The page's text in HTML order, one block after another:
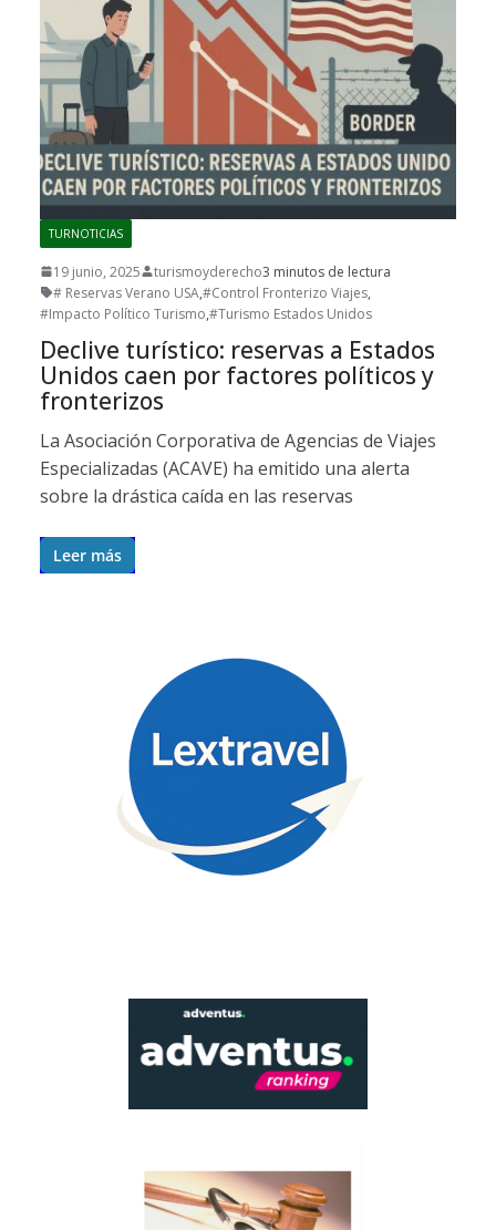
TURNOTICIAS
19 junio, 2025 turismoyderecho3 minutos de lectura
# Reservas Verano USA,#Control Fronterizo Viajes,
#Impacto Político Turismo,#Turismo Estados Unidos
Declive turístico: reservas a Estados
Unidos caen por factores políticos y
fronterizos
La Asociación Corporativa de Agencias de Viajes
Especializadas (ACAVE) ha emitido una alerta
sobre la drástica caída en las reservas
Leer más